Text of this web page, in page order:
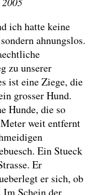
ich hatte keine
ahnungslos.
zu unserer
ist eine Ziege, die
grosser Hund.
Hunde, die so
weit entfernt
Ein Stueck
Er
er sich, ob